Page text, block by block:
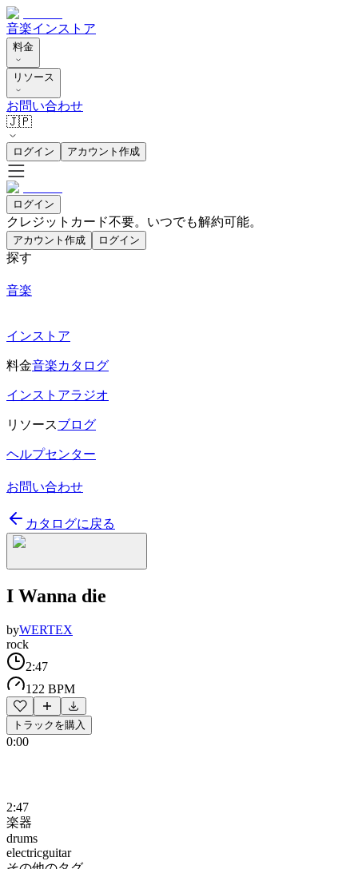
音楽インストア
料金
リソース
お問い合わせ
🇯🇵
ログイン アカウント作成
ログイン
クレジットカード不要。いつでも解約可能。
アカウント作成 ログイン
探す
音楽
インストア
料金音楽カタログ
インストアラジオ
リソースブログ
ヘルプセンター
お問い合わせ
カタログに戻る
I Wanna die
byWERTEX
rock
2:47
122 BPM
トラックを購入
0:00
2:47
楽器
drums
electricguitar